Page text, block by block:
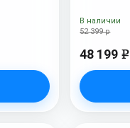
52 399 р
48 199 e
В наличии